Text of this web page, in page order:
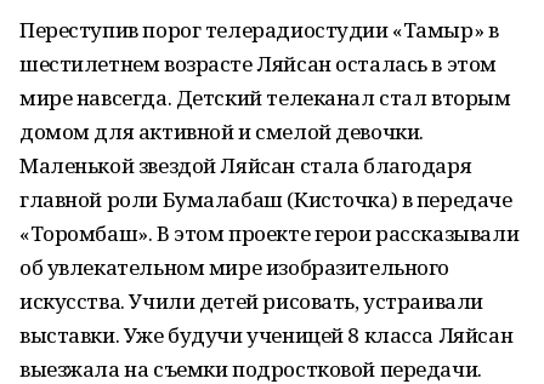
Переступив порог телерадиостудии «Тамыр» в
шестилетнем возрасте Ляйсан осталась в этом
мире навсегда. Детский телеканал стал вторым
домом для активной и смелой девочки.
Маленькой звездой Ляйсан стала благодаря
главной роли Бумалабаш (Кисточка) в передаче
«Торомбаш». В этом проекте герои рассказывали
об увлекательном мире изобразительного
искусства. Учили детей рисовать, устраивали
выставки. Уже будучи ученицей 8 класса Ляйсан
выезжала на съемки подростковой передачи.